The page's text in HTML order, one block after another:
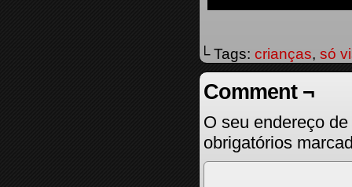
└ Tags: crianças, só
Comment ¬
O seu endereço
obrigatórios